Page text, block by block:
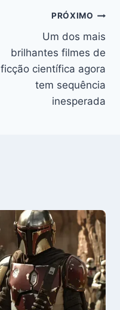
PRÓXIMO
Um dos mais
brilhantes filmes de
ficção científica agora
tem sequência
inesperada